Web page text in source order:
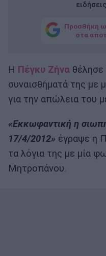
Προσθήκη
στα
Η Πέγκυ Ζήνα θέλησε
συναισθήματά της με
για την απώλεια του
«Εκκωφαντική η
17/4/2012» έγραψε η
τα λόγια της με μία
Μητροπάνου.